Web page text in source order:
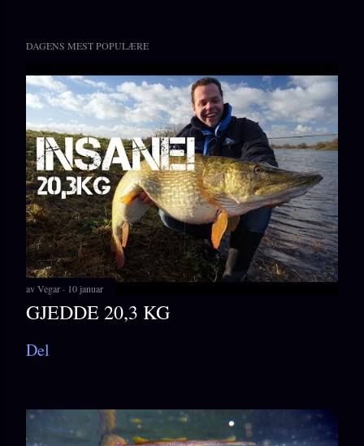
DAGENS MEST POPULÆRE
avVegar 10 januar
GJEDDE 20,3 KG
Del